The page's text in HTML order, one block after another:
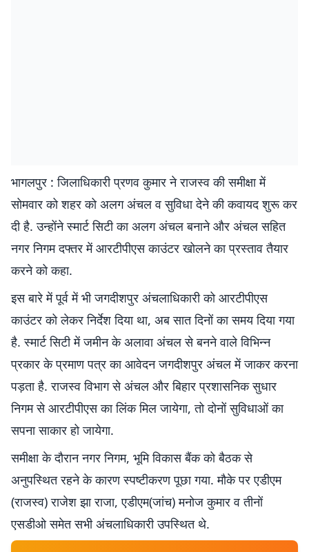
भागलपुर : जिलाधिकारी प्रणव कुमार ने राजस्व की समीक्षा में
सोमवार को शहर को अलग अंचल व सुविधा देने की कवायद शुरू कर
दी है. उन्होंने स्मार्ट सिटी का अलग अंचल बनाने और अंचल सहित
नगर निगम दफ्तर में आरटीपीएस काउंटर खोलने का प्रस्ताव तैयार
करने को कहा.
इस बारे में पूर्व में भी जगदीशपुर अंचलाधिकारी को आरटीपीएस
काउंटर को लेकर निर्देश दिया था, अब सात दिनों का समय दिया गया
है. स्मार्ट सिटी में जमीन के अलावा अंचल से बनने वाले विभिन्न
प्रकार के प्रमाण पत्र का आवेदन जगदीशपुर अंचल में जाकर करना
पड़ता है. राजस्व विभाग से अंचल और बिहार प्रशासनिक सुधार
निगम से आरटीपीएस का लिंक मिल जायेगा, तो दोनों सुविधाओं का
सपना साकार हो जायेगा.
समीक्षा के दौरान नगर निगम, भूमि विकास बैंक को बैठक से
अनुपस्थित रहने के कारण स्पष्टीकरण पूछा गया. मौके पर एडीएम
(राजस्व) राजेश झा राजा, एडीएम(जांच) मनोज कुमार व तीनों
एसडीओ समेत सभी अंचलाधिकारी उपस्थित थे.